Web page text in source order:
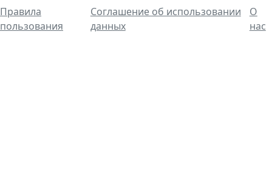
Правила
пользования
Соглашение об использовании
данных
О
нас